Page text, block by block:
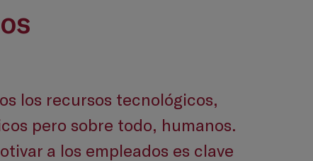
los recursos tecnológicos,
pero sobre todo, humanos.
a los empleados es clave